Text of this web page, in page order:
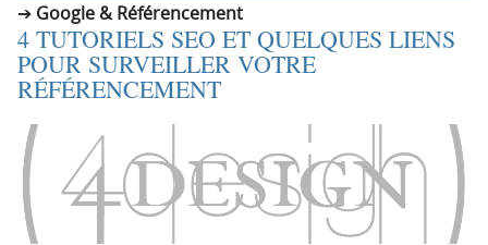
a
t
i
o
p
a
u
c
o
n
Google & Référencement
4 TUTORIELS SEO ET QUELQUES LIENS
POUR SURVEILLER VOTRE
RÉFÉRENCEMENT